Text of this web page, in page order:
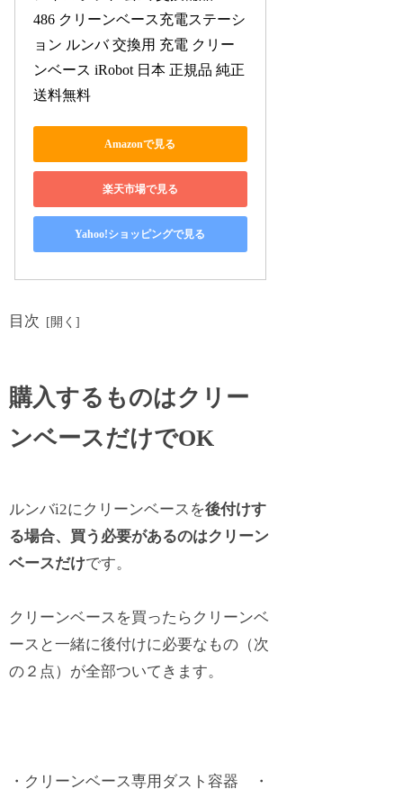
486 クリーンベース充電ステーシ
ョン ルンバ 交換用 充電 クリー
ンベース iRobot 日本 正規品 純正
送料無料
Amazonで見る
楽天市場で見る
Yahoo!ショッピングで見る
目次
購入するものはクリー
ンベースだけでOK
ルンバi2にクリーンベースを後付けす
る場合、買う必要があるのはクリーン
ベースだけです。
クリーンベースを買ったらクリーンベ
ースと一緒に後付けに必要なもの（次
の２点）が全部ついてきます。
・クリーンベース専用ダスト容器 ・